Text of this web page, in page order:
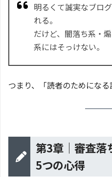
明るくて誠実なブロ
れる。
だけど、闇落ち系・
系にはそっけない。
つまり、「読者のためになる
第3章｜審査落
5つの心得